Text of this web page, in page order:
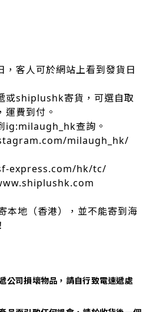
，客人可於網站上看到發貨日
或shiplushk寄貨，可選自取
運費到付。
ig:milaugh_hk查詢。
milaugh_hk/
express.com/hk/tc/
本地（香港），並不能寄到海
公司損壞物品，請自行致電速遞處